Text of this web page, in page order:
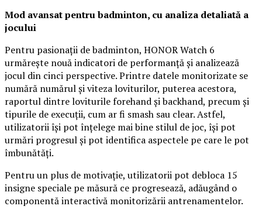
Mod avansat pentru badminton, cu analiza detaliată a
jocului
Pentru pasionații de badminton, HONOR Watch 6
urmărește nouă indicatori de performanță și analizează
jocul din cinci perspective. Printre datele monitorizate se
numără numărul și viteza loviturilor, puterea acestora,
raportul dintre loviturile forehand și backhand, precum și
tipurile de execuții, cum ar fi smash sau clear. Astfel,
utilizatorii își pot înțelege mai bine stilul de joc, își pot
urmări progresul și pot identifica aspectele pe care le pot
îmbunătăți.
Pentru un plus de motivație, utilizatorii pot debloca 15
insigne speciale pe măsură ce progresează, adăugând o
componentă interactivă monitorizării antrenamentelor.